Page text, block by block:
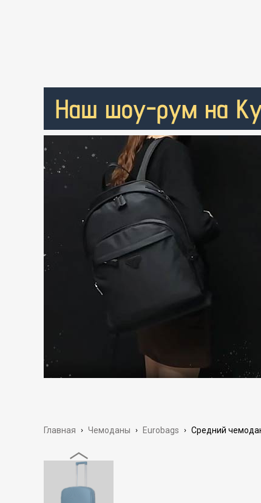
Главная › Чемоданы › Eurobags › Средний